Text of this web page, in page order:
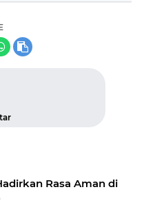
Rasa Aman di